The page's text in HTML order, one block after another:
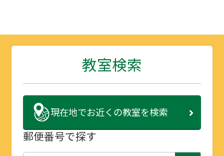
教室検索
現在地でお近くの教室を検索
郵便番号で探す